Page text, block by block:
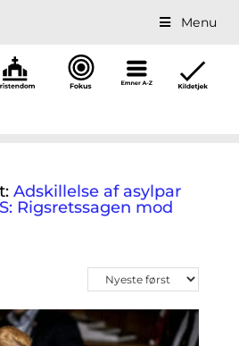
Menu
Adskillelse af asylpar
Rigsretssagen mod